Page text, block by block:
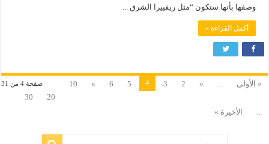
وصفها بأنها ستكون “مثل ريفييرا الشرق ...
أكمل القراءة »
صفحة 4 من 31 « الأولى ...
«
2
3
4
5
6
»
10
20
30
...
الأخيرة »